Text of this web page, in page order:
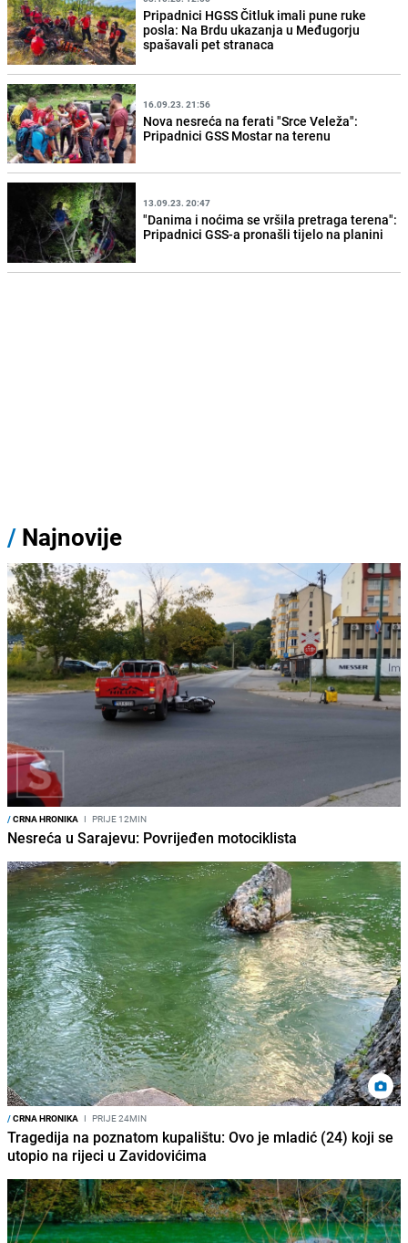
Pripadnici HGSS Čitluk imali pune ruke
posla: Na Brdu ukazanja u Međugorju
spašavali pet stranaca
16.09.23. 21:56
Nova nesreća na ferati "Srce Veleža":
Pripadnici GSS Mostar na terenu
13.09.23. 20:47
"Danima i noćima se vršila pretraga terena":
Pripadnici GSS-a pronašli tijelo na planini
/ Najnovije
/CRNA HRONIKA I PRIJE 12MIN
Nesreća u Sarajevu: Povrijeđen motociklista
/CRNA HRONIKA I PRIJE 24MIN
Tragedija na poznatom kupalištu: Ovo je mladić (24) koji se
utopio na rijeci u Zavidovićima